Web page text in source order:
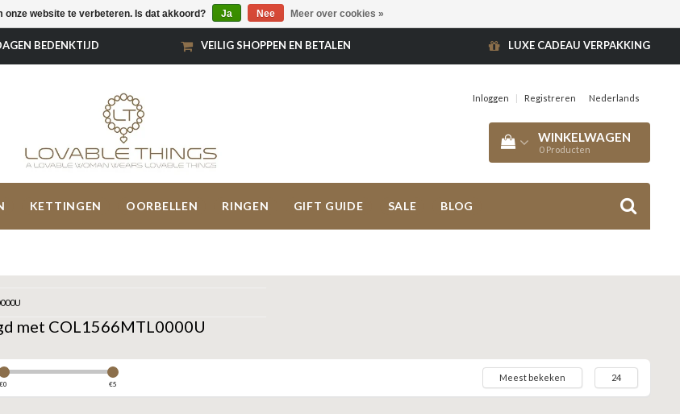
BEDENKTIJD VEILIG SHOPPEN EN BETALEN LUXE CADEAU VERPAKKING
Inloggen | Registreren Nederlands
WINKELWAGEN
0 Producten
KETTINGEN OORBELLEN RINGEN GIFT GUIDE SALE BLOG
met COL1566MTL0000U
€0 €5
Meest bekeken 24
onze website te verbeteren. Is dat akkoord? Ja Nee Meer over cookies »